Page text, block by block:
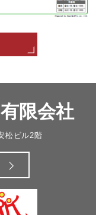
限会社
松ビル2階